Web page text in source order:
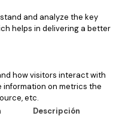
and analyze the key
helps in delivering a better
how visitors interact with
information on metrics the
etc.
Descripción